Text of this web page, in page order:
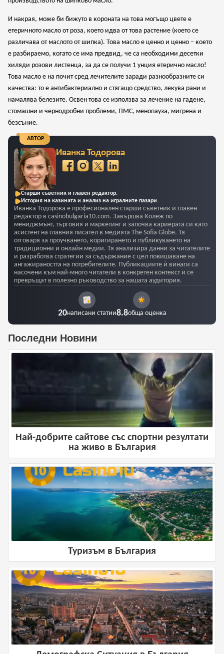
И накрая, може би бижуто в короната на това могъщо цвете е
етеричното масло от роза, което идва от това растение (което се
различава от маслото от шипка). Това масло е ценно и ценно – което
е разбираемо, когато се има предвид, че са необходими десетки
хиляди розови листенца, за да се получи 1 унция етерично масло!
Това масло е на почит сред лечителите заради разнообразните си
качества: то е антибактериално и стягащо средство, лекува рани и
намалява белезите. Освен това се използва за лечение на гадене,
стомашни и чернодробни проблеми, ПМС, менопауза, мигрена и
безсъние.
АВТОР
Иванка Тодорова
Старши съветник и главен редактор.
История на казината и анализ на игралните пазари.
Иванка Тодорова е професионален старши съветник и главен
редактор в casinobulgaria10.com. Завършва Колеж по
мениджмънт, търговия и маркетинг и започва кариерата си като
асистент на главния писател в медията The Sofia Globe. Тя
отговаря за проучването, коригирането и публикуването на
традиционни и онлайн медии. Тя анализира данни за читателите
и разработва стратегии за съдържание с цел повишаване на
ангажираността на потребителите. Публикациите ѝ винаги са
насочени към най-много читатели в конкретен контекст и се
превръщат в полезно ръководство за нашата аудитория.
20написани статии8.8обща оценка
Последни Новини
Най-добрите сайтове със спортни резултати
на живо в България
Туризъм в България
We stand with people of Ukraine.
Russia is not “just” attacking the Ukraine people.
and peace. We can make impact and help with our
donations.
Donate Option 2